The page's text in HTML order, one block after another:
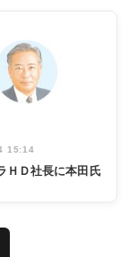
15:14
ＨＤ社長に本田氏